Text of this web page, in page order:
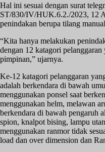
Hal ini sesuai dengan surat
ST/830/IV/HUK.6.2./2023, 12
penindakan berupa tilang
“Kita hanya melakukan
dengan 12 katagori pelanggaran
pimpinan,” ujarnya.
Ke-12 katagori pelanggaran
adalah berkendara di bawah
menggunakan ponsel saat
menggunakan helm, melawan
berkendara di bawah pengaruh
spion, knalpot bising, lampu
menggunakan ranmor tidak
load dan over dimension dan